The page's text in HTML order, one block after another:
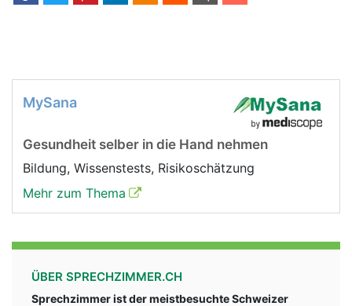
MySana
Gesundheit selber in die Hand nehmen
Bildung, Wissenstests, Risikoschätzung
Mehr zum Thema
ÜBER SPRECHZIMMER.CH
Sprechzimmer ist der meistbesuchte Schweizer